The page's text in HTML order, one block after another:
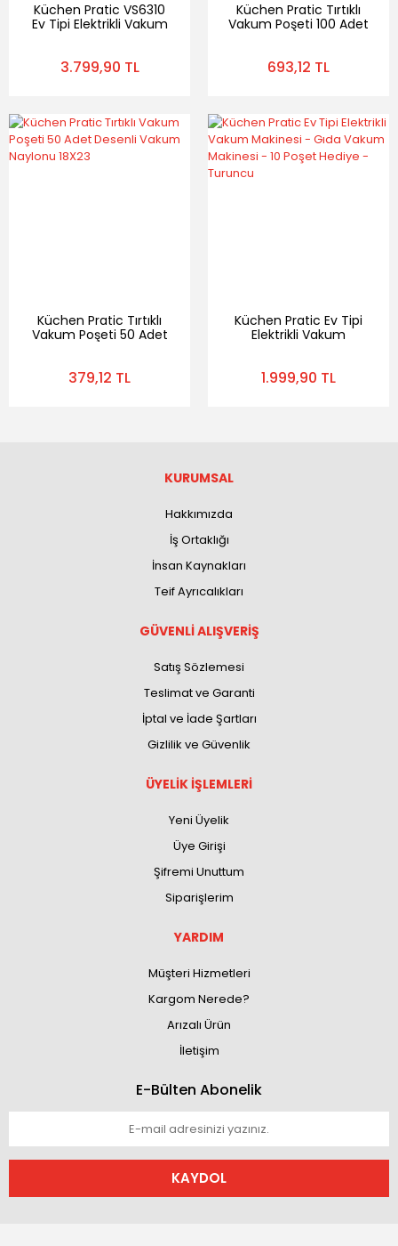
Küchen Pratic VS6310
Ev Tipi Elektrikli Vakum
3.799,90 TL
Küchen Pratic Tırtıklı
Vakum Poşeti 100 Adet
693,12 TL
Küchen Pratic Tırtıklı
Vakum Poşeti 50 Adet
379,12 TL
Küchen Pratic Ev Tipi
Elektrikli Vakum
Hediye - Turuncu
1.999,90 TL
KURUMSAL
Hakkımızda
İş Ortaklığı
İnsan Kaynakları
Teif Ayrıcalıkları
GÜVENLİ ALIŞVERİŞ
Satış Sözlemesi
Teslimat ve Garanti
İptal ve İade Şartları
Gizlilik ve Güvenlik
ÜYELİK İŞLEMLERİ
Yeni Üyelik
Üye Girişi
Şifremi Unuttum
Siparişlerim
YARDIM
Müşteri Hizmetleri
Kargom Nerede?
Arızalı Ürün
İletişim
E-Bülten Abonelik
KAYDOL